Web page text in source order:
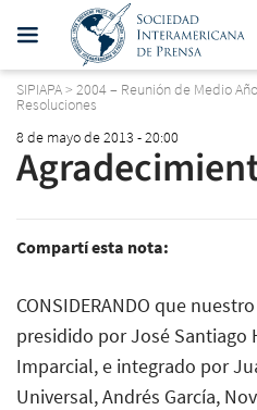
SIPIAPA> 2004 – Reunión de Medio
Resoluciones
8 de mayo de 2013 - 20:00
Compartí esta nota:
CONSIDERANDO que
presidido por José Santiago
Imparcial, e integrado por
Universal, Andrés García,